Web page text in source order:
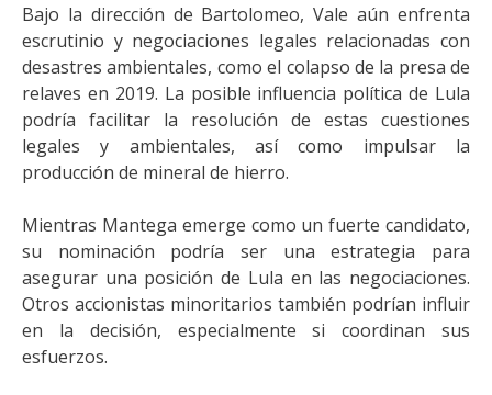
Bajo la dirección de Bartolomeo, Vale aún enfrenta
escrutinio y negociaciones legales relacionadas con
desastres ambientales, como el colapso de la presa de
relaves en 2019. La posible influencia política de Lula
podría facilitar la resolución de estas cuestiones
legales y ambientales, así como impulsar la
producción de mineral de hierro.
Mientras Mantega emerge como un fuerte candidato,
su nominación podría ser una estrategia para
asegurar una posición de Lula en las negociaciones.
Otros accionistas minoritarios también podrían influir
en la decisión, especialmente si coordinan sus
esfuerzos.